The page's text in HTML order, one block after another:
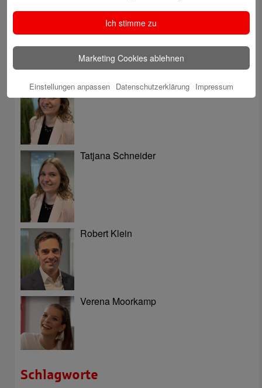
Bericht an die Gesellschaft
Tatjana Schneider
Robert Klein
Verena Moorkamp
Schlagworte
Ich stimme zu
Marketing Cookies ablehnen
Einstellungen anpassen Datenschutzerklärung Impressum